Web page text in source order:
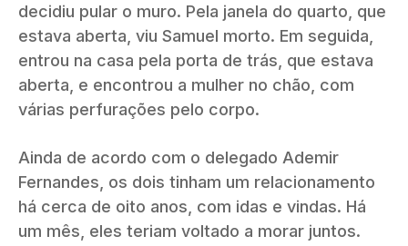
decidiu pular o muro. Pela janela do quarto, que
estava aberta, viu Samuel morto. Em seguida,
entrou na casa pela porta de trás, que estava
aberta, e encontrou a mulher no chão, com
várias perfurações pelo corpo.
Ainda de acordo com o delegado Ademir
Fernandes, os dois tinham um relacionamento
há cerca de oito anos, com idas e vindas. Há
um mês, eles teriam voltado a morar juntos.